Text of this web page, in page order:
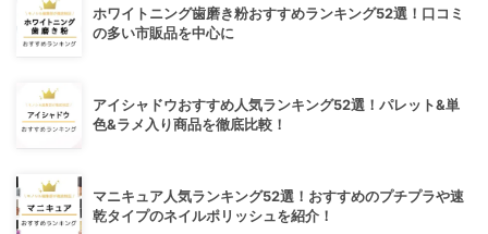
ホワイトニング歯磨き粉おすすめランキング52選！口コミ
の多い市販品を中心に
アイシャドウおすすめ人気ランキング52選！パレット&単
色&ラメ入り商品を徹底比較！
マニキュア人気ランキング52選！おすすめのプチプラや速
乾タイプのネイルポリッシュを紹介！